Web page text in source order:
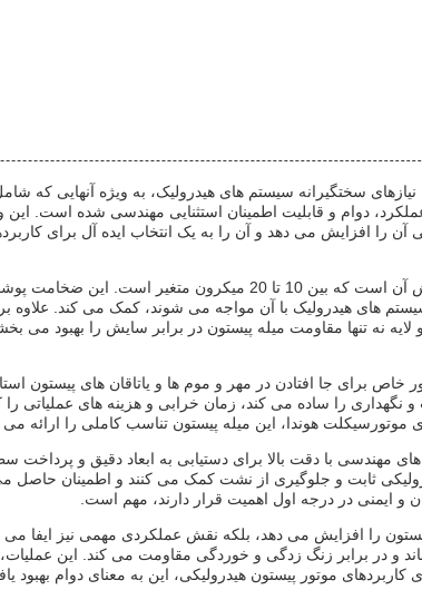
سختگیرانه سیستم های هیدرولیک، به ویژه آنهایی که
دوام و قابلیت اطمینان استثنایی مهندسی شده
را افزایش می دهد و آن را به یک انتخاب ایده آل برای
یکی از ویژگی های برجسته این میله پیستون کروم، ضخامت پوشش
نه تنها مقاومت میله پیستون در برابر سایش را بهبود می
برای جا افتادن در مهر و موم ها و یاتاقان های پیستون
نگهداری را ساده می کند، زمان خرابی و هزینه های
هوندا، این میله پیستون تناسب کاملی را ارائه می
های مهندسی با دقت بالا برای دستیابی به ابعاد دقیق و
ثابت و جلوگیری از نشت کمک می کنند و اطمینان حاصل
و ایمنی در درجه اول اهمیت قرار دارند، مهم است.
پیستون را افزایش می دهد، بلکه نقش عملکردی مهمی نیز
در برابر زنگ زدگی و خوردگی مقاومت می کند. این
کاربردهای موتور پیستون هیدرولیکی، این به معنای دوام